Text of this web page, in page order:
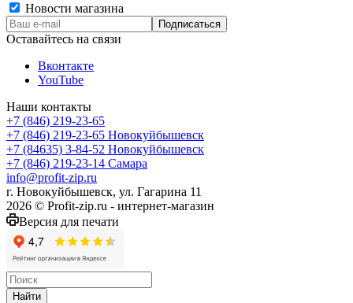
Новости магазина
Оставайтесь на связи
Вконтакте
YouTube
Наши контакты
+7 (846) 219-23-65
+7 (846) 219-23-65 Новокуйбышевск
+7 (84635) 3-84-52 Новокуйбышевск
+7 (846) 219-23-14 Самара
info@profit-zip.ru
г. Новокуйбышевск, ул. Гагарина 11
2026 © Profit-zip.ru - интернет-магазин
Версия для печати
Найти